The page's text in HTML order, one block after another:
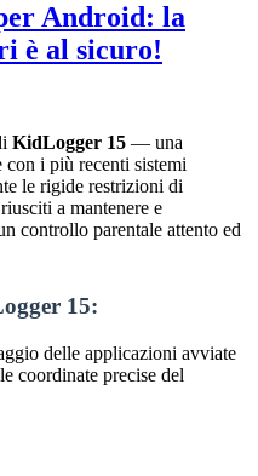
Android: la
è al sicuro!
KidLogger 15 — una
con i più recenti sistemi
le rigide restrizioni di
a mantenere e
controllo parentale attento ed
15:
delle applicazioni avviate
coordinate precise del